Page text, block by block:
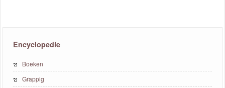
Encyclopedie
Boeken
Grappig